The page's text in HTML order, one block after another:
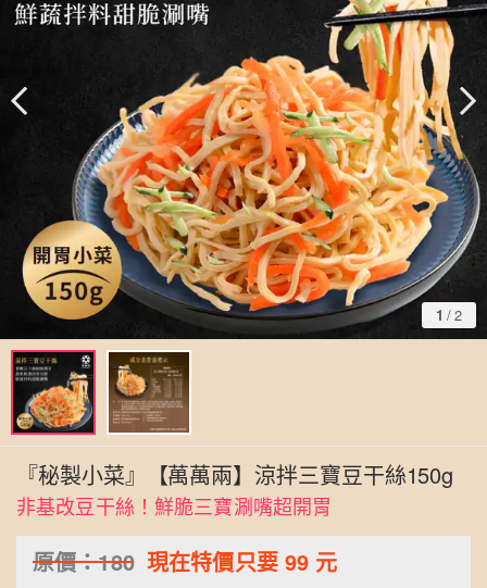
1 /2
『秘製小菜』【萬萬兩】涼拌三寶豆干絲150g
非基改豆干絲！鮮脆三寶涮嘴超開胃
原價：180 現在特價只要 99 元